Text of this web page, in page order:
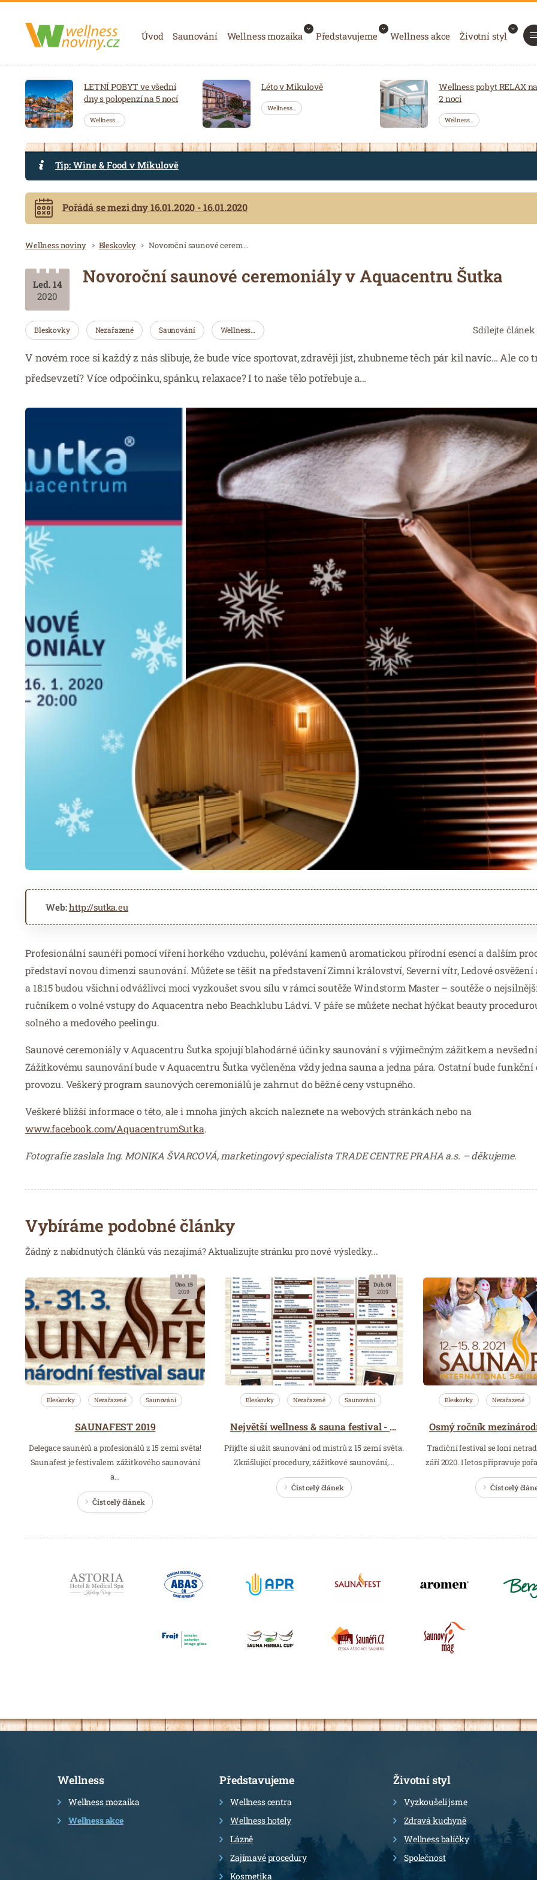
Navigace
Úvod Saunování Wellness mozaika Představujeme Wellness akce Životní styl
LETNÍ POBYT ve všední
dny s polopenzí na 5 nocí
Wellness…
Léto v Mikulově
Wellness…
Wellness pobyt RELAX na
2 noci
Wellness…
Tip: Wine & Food v Mikulově
Pořádá se mezi dny 16.01.2020 - 16.01.2020
Drobečková navigace
Wellness noviny Bleskovky Novoroční saunové ceremoniály v Aquacentru Šutka
Led. 14
2020
Novoroční saunové ceremoniály v Aquacentru Šutka
Sdílejte článek
Bleskovky Nezařazené Saunování Wellness…
V novém roce si každý z nás slibuje, že bude více sportovat, zdravěji jíst, zhubneme těch pár kil navíc… Ale co
předsevzetí? Více odpočinku, spánku, relaxace? I to naše tělo potřebuje a…
Web:http://sutka.eu
Profesionální saunéři pomocí víření horkého vzduchu, polévání kamenů aromatickou přírodní esencí a dalším
představí novou dimenzi saunování. Můžete se těšit na představení Zimní království, Severní vítr, Ledové osvěžení
a 18:15 budou všichni odvážlivci moci vyzkoušet svou sílu v rámci soutěže Windstorm Master – soutěže o
ručníkem o volné vstupy do Aquacentra nebo Beachklubu Ládví. V páře se můžete nechat hýčkat beauty
solného a medového peelingu.
Saunové ceremoniály v Aquacentru Šutka spojují blahodárné účinky saunování s výjimečným zážitkem a
Zážitkovému saunování bude v Aquacentru Šutka vyčleněna vždy jedna sauna a jedna pára. Ostatní bude funkční
provozu. Veškerý program saunových ceremoniálů je zahrnut do běžné ceny vstupného.
Veškeré bližší informace o této, ale i mnoha jiných akcích naleznete na webových stránkách nebo na
www.facebook.com/AquacentrumSutka.
Fotografie zaslala Ing. MONIKA ŠVARCOVÁ, marketingový specialista TRADE CENTRE PRAHA a.s. – děkujeme.
Vybíráme podobné články
Žádný z nabídnutých článků vás nezajímá? Aktualizujte stránku pro nové výsledky...
Bleskovky Nezařazené Saunování
SAUNAFEST 2019
Delegace saunérů a profesionálů z 15 zemí světa!
Saunafest je festivalem zážitkového saunování
a…
Číst celý článek
Úno. 15
2019
Bleskovky Nezařazené Saunování
Největší wellness & sauna festival - SaunaFest 2019!
Přijďte si užít saunování od mistrů z 15 zemí světa.
Zkrášlující procedury, zážitkové saunování,…
Číst celý článek
Dub. 04
2019
Bleskovky Nezařazené
Tradiční festival se loni
září 2020. I letos připravuje
Číst celý
Informace
Wellness
Wellness mozaika
Wellness akce
Představujeme
Wellness centra
Wellness hotely
Lázně
Zajímavé procedury
Kosmetika
Životní styl
Vyzkoušeli jsme
Zdravá kuchyně
Wellness balíčky
Společnost